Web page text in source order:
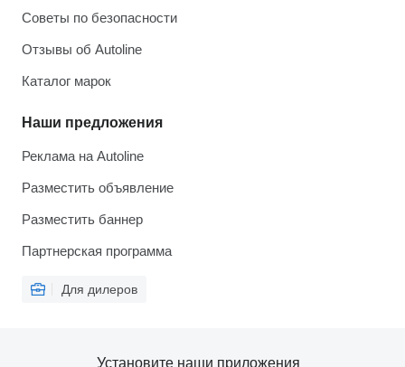
Советы по безопасности
Отзывы об Autoline
Каталог марок
Наши предложения
Реклама на Autoline
Разместить объявление
Разместить баннер
Партнерская программа
Для дилеров
Установите наши приложения